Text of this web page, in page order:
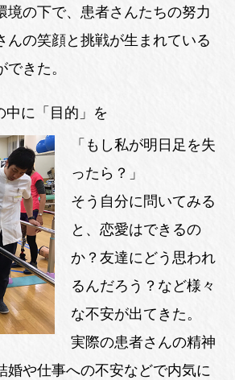
境の下で、患者さんたちの努力
んの笑顔と挑戦が生まれている
きた。
中に「目的」を
「もし私が明日足を失
ったら？」
そう自分に問いてみる
と、恋愛はできるの
か？友達にどう思われ
るんだろう？など様々
な不安が出てきた。
実際の患者さんの精神
婚や仕事への不安などで内気に